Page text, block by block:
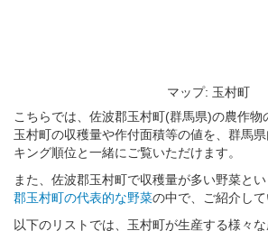
マップ: 玉村町
こちらでは、佐波郡玉村町(群馬県)の農作物
玉村町の収穫量や作付面積等の値を、群馬
キング順位と一緒にご覧いただけます。
また、佐波郡玉村町で収穫量が多い野菜とい
郡玉村町の代表的な野菜の中で、ご紹介して
以下のリストでは、玉村町が生産する様々